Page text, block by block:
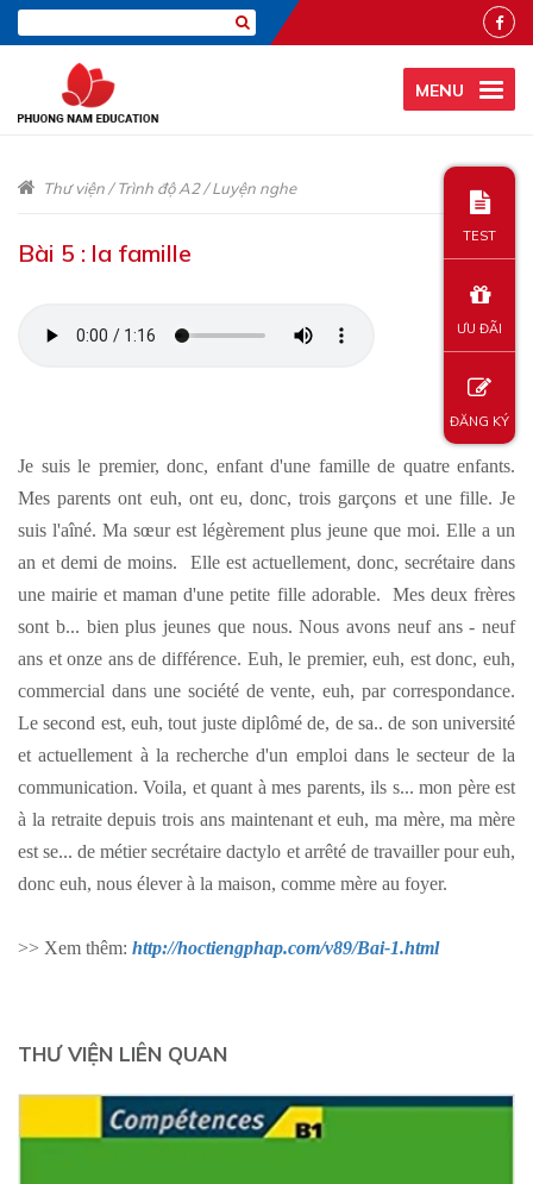
MENU
Thư viện/Trình độ A2/Luyện nghe
Bài 5 : la famille
Je suis le premier, donc, enfant d'une famille de quatre enfants.
Mes parents ont euh, ont eu, donc, trois garçons et une fille. Je
suis l'aîné. Ma sœur est légèrement plus jeune que moi. Elle a un
an et demi de moins. Elle est actuellement, donc, secrétaire dans
une mairie et maman d'une petite fille adorable. Mes deux frères
sont b... bien plus jeunes que nous. Nous avons neuf ans - neuf
ans et onze ans de différence. Euh, le premier, euh, est donc, euh,
commercial dans une société de vente, euh, par correspondance.
Le second est, euh, tout juste diplômé de, de sa.. de son université
et actuellement à la recherche d'un emploi dans le secteur de la
communication. Voila, et quant à mes parents, ils s... mon père est
à la retraite depuis trois ans maintenant et euh, ma mère, ma mère
est se... de métier secrétaire dactylo et arrêté de travailler pour euh,
donc euh, nous élever à la maison, comme mère au foyer.
>> Xem thêm: http://hoctiengphap.com/v89/Bai-1.html
THƯ VIỆN LIÊN QUAN
TEST
ƯU ĐÃI
ĐĂNG KÝ